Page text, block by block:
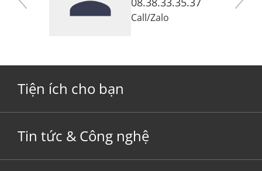
Call/Zalo
Tiện ích cho bạn
Tin tức & Công nghệ